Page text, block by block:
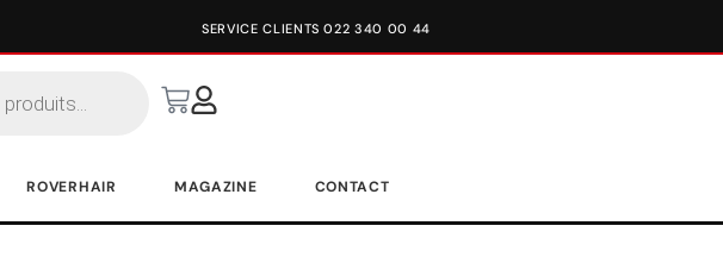
SERVICE CLIENTS 022 340 00 44
ROVERHAIR MAGAZINE CONTACT